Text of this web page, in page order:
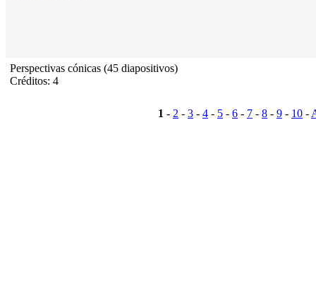
Perspectivas cónicas (45 diapositivos)
Créditos: 4
1 - 2 - 3 - 4 - 5 - 6 - 7 - 8 - 9 - 10 -